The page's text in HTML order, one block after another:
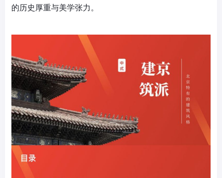
的历史厚重与美学张力。